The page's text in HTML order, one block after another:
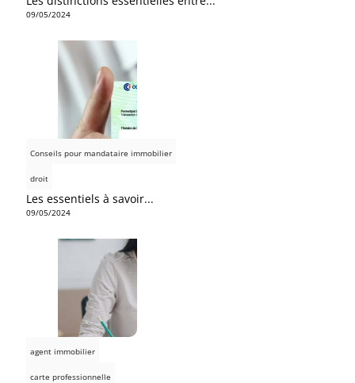
09/05/2024
Conseils pour mandataire immobilier
droit
Les essentiels à savoir...
09/05/2024
agent immobilier
carte professionnelle